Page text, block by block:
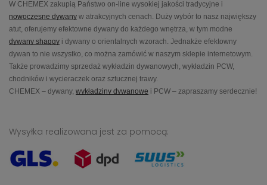
W CHEMEX zakupią Państwo on-line wysokiej jakości tradycyjne i
nowoczesne dywany w atrakcyjnych cenach. Duży wybór to nasz największy
atut, oferujemy efektowne dywany do każdego wnętrza, w tym modne
dywany shaggy i dywany o orientalnych wzorach. Jednakże efektowny
dywan to nie wszystko, co można zamówić w naszym sklepie internetowym.
Także prowadzimy sprzedaż wykładzin dywanowych, wykładzin PCW,
chodników i wycieraczek oraz sztucznej trawy.
CHEMEX – dywany, wykładziny dywanowe i PCW – zapraszamy serdecznie!
Wysyłka realizowana jest za pomocą: